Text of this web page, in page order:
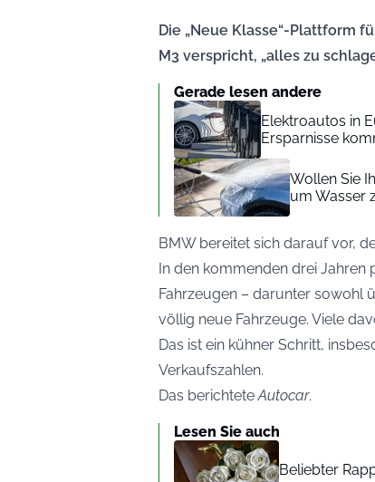
Die „Neue Klasse“-Plattform
M3 verspricht, „alles zu
Gerade lesen andere
Elektroautos in
Ersparnisse
Wollen Sie
um Wasser
BMW bereitet sich darauf vor,
In den kommenden drei
Fahrzeugen – darunter sowohl
völlig neue Fahrzeuge. Viele
Das ist ein kühner Schritt,
Verkaufszahlen.
Das berichteteAutocar.
Lesen Sie auch
Beliebter